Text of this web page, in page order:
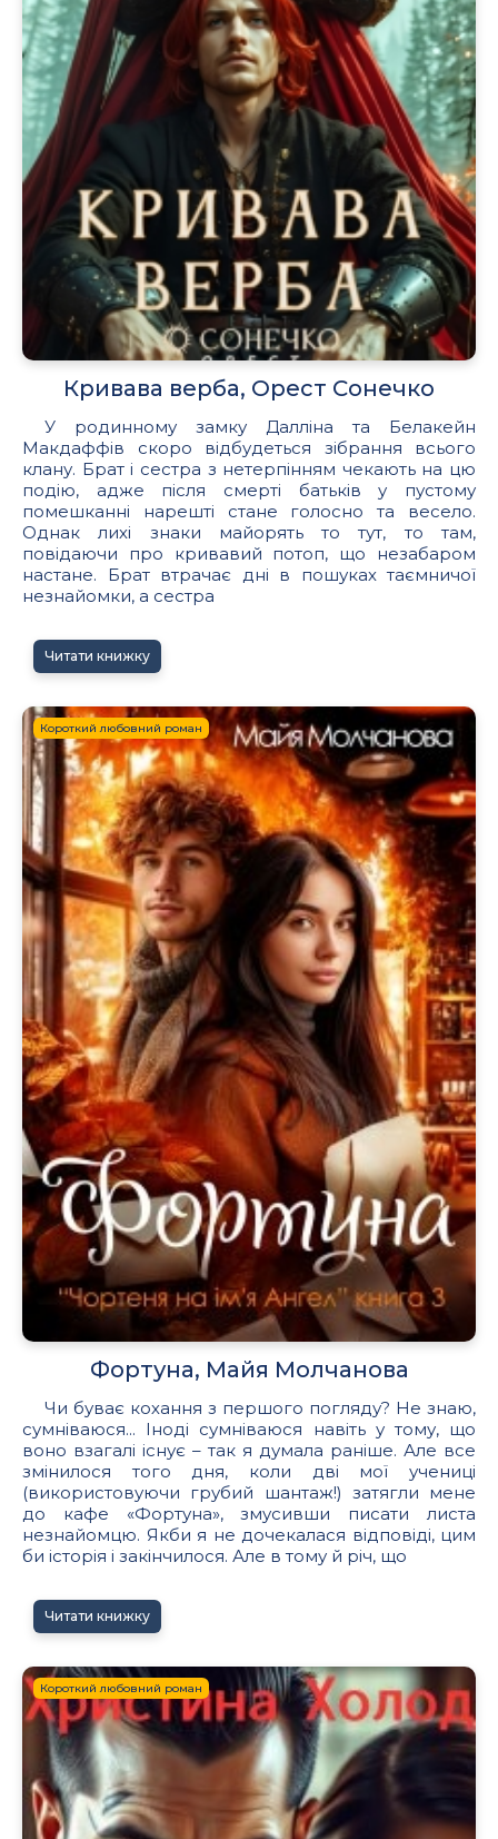
Кривава верба, Орест Сонечко
У родинному замку Далліна та Белакейн
Макдаффів скоро відбудеться зібрання всього
клану. Брат і сестра з нетерпінням чекають на цю
подію, адже після смерті батьків у пустому
помешканні нарешті стане голосно та весело.
Однак лихі знаки майорять то тут, то там,
повідаючи про кривавий потоп, що незабаром
настане. Брат втрачає дні в пошуках таємничої
незнайомки, а сестра
Читати книжку
Короткий любовний роман
Фортуна, Майя Молчанова
Чи буває кохання з першого погляду? Не знаю,
сумніваюся... Іноді сумніваюся навіть у тому, що
воно взагалі існує – так я думала раніше. Але все
змінилося того дня, коли дві мої учениці
(використовуючи грубий шантаж!) затягли мене
до кафе «Фортуна», змусивши писати листа
незнайомцю. Якби я не дочекалася відповіді, цим
би історія і закінчилося. Але в тому й річ, що
Читати книжку
Короткий любовний роман